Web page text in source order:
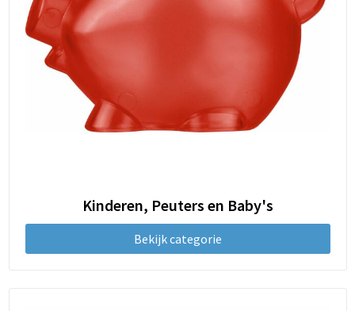
Kinderen, Peuters en Baby's
Bekijk categorie